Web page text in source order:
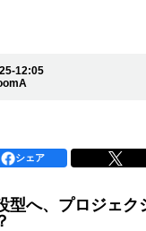
12:05
シェア
型へ、プロジェク